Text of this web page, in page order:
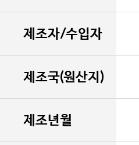
제조자/수입자
제조국(원산지)
제조년월